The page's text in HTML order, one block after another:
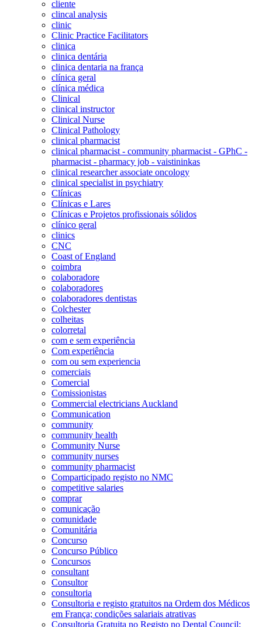
cliente
clincal analysis
clinic
Clinic Practice Facilitators
clinica
clinica dentária
clinica dentaria na frança
clínica geral
clínica médica
Clinical
clinical instructor
Clinical Nurse
Clinical Pathology
clinical pharmacist
clinical pharmacist - community pharmacist - GPhC -
pharmacist - pharmacy job - vaistininkas
clinical researcher associate oncology
clinical specialist in psychiatry
Clínicas
Clínicas e Lares
Clínicas e Projetos profissionais sólidos
clínico geral
clinics
CNC
Coast of England
coimbra
colaboradore
colaboradores
colaboradores dentistas
Colchester
colheitas
colorretal
com e sem experiência
Com experiência
com ou sem experiencia
comerciais
Comercial
Comissionistas
Commercial electricians Auckland
Communication
community
community health
Community Nurse
community nurses
community pharmacist
Comparticipado registo no NMC
competitive salaries
comprar
comunicação
comunidade
Comunitária
Concurso
Concurso Público
Concursos
consultant
Consultor
consultoria
Consultoria e registo gratuitos na Ordem dos Médicos
em França; condições salariais atrativas
Consultoria Gratuita no Registo no Dental Council;